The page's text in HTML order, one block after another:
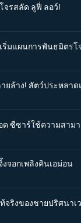
จรสลัด ลูฟี่ ลอว์!
ริ่มแผนการพันธมิตรโ
ยล้าง! สัตว์ประหลา
ด ซีซาร์ใช้ความสาม
จอกเพลิงคินเอม่อน
จริงของชายปริศนาเ